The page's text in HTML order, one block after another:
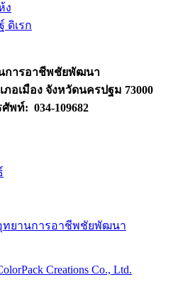
ง
ดิเรก
การอาชีพชัยพัฒนา
อเมือง จังหวัดนครปฐม 73000
พท์: 034-109682
ทยานการอาชีพชัยพัฒนา
Creations Co., Ltd.